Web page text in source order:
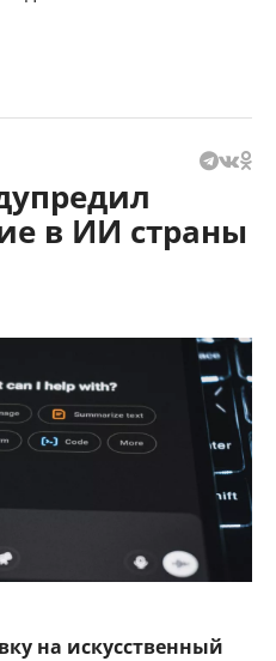
в ИИ страны
на искусственный